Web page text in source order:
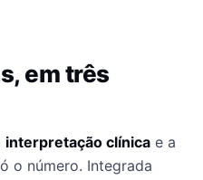
em três
interpretação clínica e a
o número. Integrada